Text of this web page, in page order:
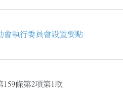
會執行委員會設置要點
條第2項第1款